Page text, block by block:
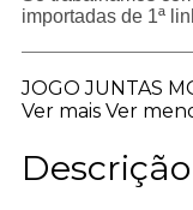
importadas de 1ª
JOGO JUNTAS
Ver mais Ver